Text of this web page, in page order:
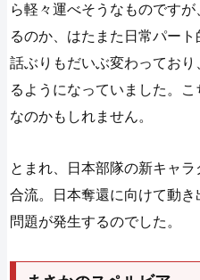
ら軽々運べそうなものです
るのか、はたまた日常パート
話ぶりもだいぶ変わってお
るようになっていました。
なのかもしれません。
とまれ、日本部隊の新キャ
合流。日本奪還に向けて動
問題が発生するのでした。